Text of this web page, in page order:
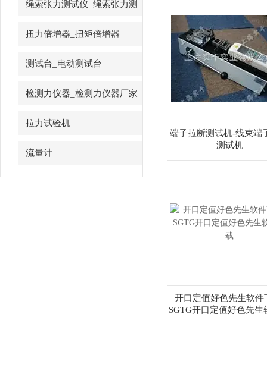
绳索张力测试仪_绳索张力测
试仪
扭力倍增器_扭矩倍增器
测试台_电动测试台
检测力仪器_检测力仪器厂家
拉力试验机
流量计
端子拉断测试机-线束端
测试机
开口定值好色先生软件
SGTG开口定值好色先生